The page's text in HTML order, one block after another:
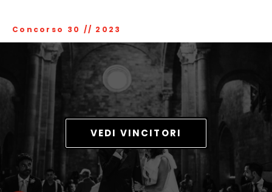
Concorso 30 // 2023
VEDI VINCITORI